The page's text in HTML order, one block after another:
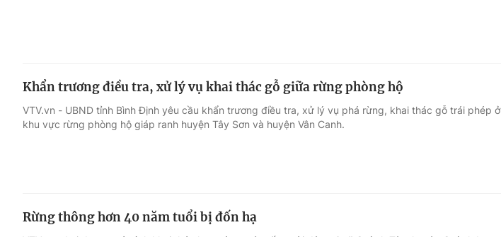
Khẩn trương điều tra, xử lý vụ khai thác gỗ giữa rừng phòng hộ
VTV.vn - UBND tỉnh Bình Định yêu cầu khẩn trương điều tra, xử lý vụ phá rừng, khai thác gỗ trái phép ở
khu vực rừng phòng hộ giáp ranh huyện Tây Sơn và huyện Vân Canh.
Rừng thông hơn 40 năm tuổi bị đốn hạ